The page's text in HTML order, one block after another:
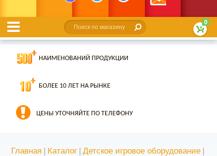
0
НАИМЕНОВАНИЙ ПРОДУКЦИИ
БОЛЕЕ 10 ЛЕТ НА РЫНКЕ
ЦЕНЫ УТОЧНЯЙТЕ ПО ТЕЛЕФОНУ
Главная | Каталог | Детское игровое оборудование |